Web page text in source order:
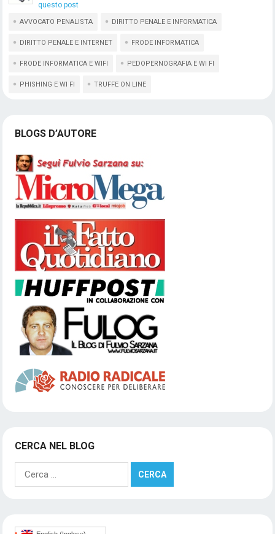
questo post
AVVOCATO PENALISTA DIRITTO PENALE E INFORMATICA
DIRITTO PENALE E INTERNET FRODE INFORMATICA
FRODE INFORMATICA E WIFI PEDOPERNOGRAFIA E WI FI
PHISHING E WI FI TRUFFE ON LINE
BLOGS D’AUTORE
CERCA NEL BLOG
Ricerca
per: